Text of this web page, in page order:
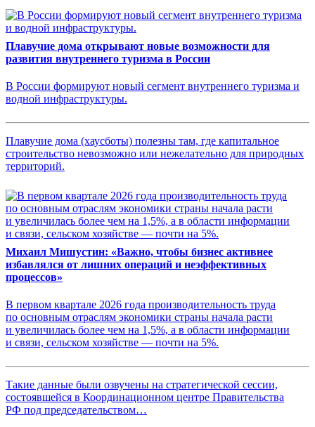
Плавучие дома открывают новые возможности для
развития внутреннего туризма в России
В России формируют новый сегмент внутреннего туризма и
водной инфраструктуры.
Плавучие дома (хаусботы) полезны там, где капитальное
строительство невозможно или нежелательно для природных
территорий.
Михаил Мишустин: «Важно, чтобы бизнес активнее
избавлялся от лишних операций и неэффективных
процессов»
В первом квартале 2026 года производительность труда
по основным отраслям экономики страны начала расти
и увеличилась более чем на 1,5%, а в области информации
и связи, сельском хозяйстве — почти на 5%.
Такие данные были озвучены на стратегической сессии,
состоявшейся в Координационном центре Правительства
РФ под председательством…